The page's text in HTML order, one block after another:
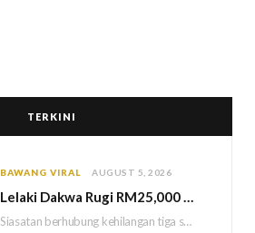
TERKINI
BAWANG VIRAL AUGUST 5, 2026
Lelaki Dakwa Rugi RM25,000 Akibat Hutang Kutu, Polis Siasat Kaitan Dengan Kehilangan Tiga Beranak
Siasatan berhubung kehilangan tiga sekeluarga di Bukit Kayu Hitam kini memasuki perkembangan baharu apabila polis…